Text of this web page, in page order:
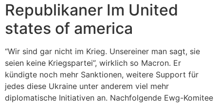
Republikaner Im United
states of america
“Wir sind gar nicht im Krieg. Unsereiner man sagt, sie
seien keine Kriegspartei”, wirklich so Macron. Er
kündigte noch mehr Sanktionen, weitere Support für
jedes diese Ukraine unter anderem viel mehr
diplomatische Initiativen an. Nachfolgende Ewg-Komitee